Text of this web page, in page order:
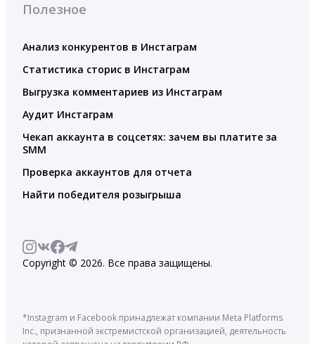
Полезное
Анализ конкурентов в Инстаграм
Статистика сторис в Инстаграм
Выгрузка комментариев из Инстаграм
Аудит Инстаграм
Чекап аккаунта в соцсетях: зачем вы платите за
SMM
Проверка аккаунтов для отчета
Найти победителя розыгрыша
Copyright © 2026. Все права защищены.
*Instagram и Facebook принадлежат компании Meta Platforms
Inc., признанной экстремистской организацией, деятельность